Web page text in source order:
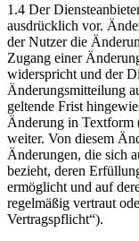
1.4 Der
ausdrücklich vor.
der Nutzer die
Zugang einer
widerspricht und der
Änderungsmitteilung
geltende Frist
Änderung in Textform
weiter. Von diesem
Änderungen, die sich
bezieht, deren
ermöglicht und auf
regelmäßig vertraut
Vertragspflicht“).